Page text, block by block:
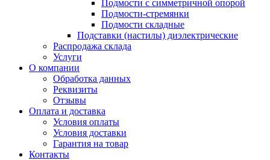
Подмости с симметричной опорой
Подмости-стремянки
Подмости складные
Подставки (настилы) диэлектрические
Распродажа склада
Услуги
О компании
Обработка данных
Реквизиты
Отзывы
Оплата и доставка
Условия оплаты
Условия доставки
Гарантия на товар
Контакты